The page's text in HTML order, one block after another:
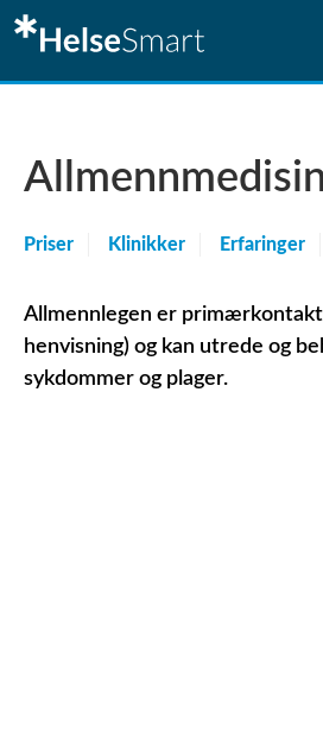
Allmennmedisin
Priser Klinikker Erfaringer
Allmennlegen er
henvisning) og kan utrede og
sykdommer og plager.